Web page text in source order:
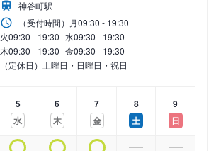
神谷町駅
（受付時間） 月09:30 - 19:30
火09:30 - 19:30 水09:30 - 19:30
木09:30 - 19:30 金09:30 - 19:30
（定休日）土曜日・日曜日・祝日
5
水
6
木
7
金
8
土
9
日